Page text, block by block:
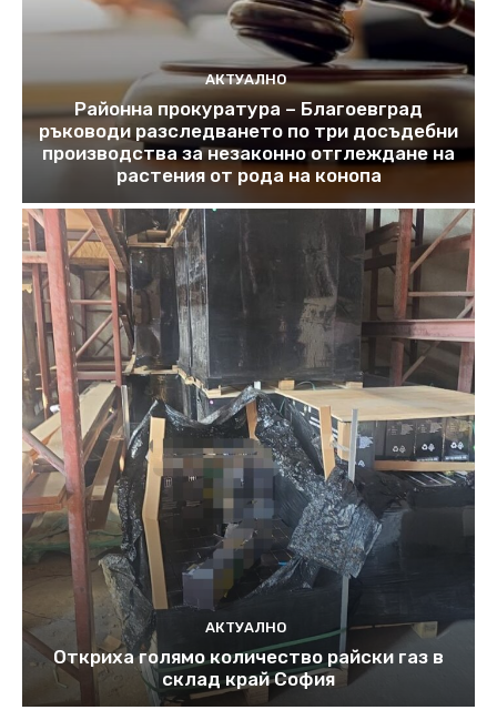
АКТУАЛНО
Районна прокуратура – Благоевград
ръководи разследването по три досъдебни
производства за незаконно отглеждане на
растения от рода на конопа
АКТУАЛНО
Откриха голямо количество райски газ в
склад край София